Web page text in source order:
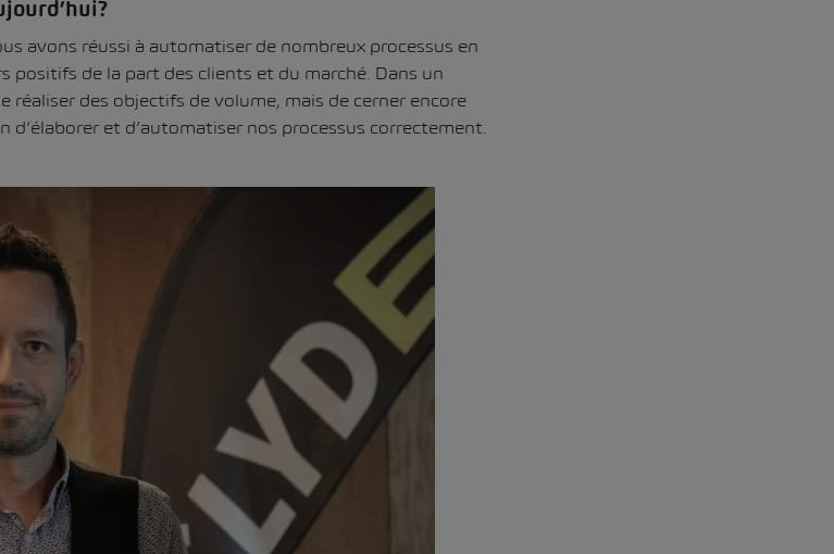
avons réussi à automatiser de nombreux processus en
positifs de la part des clients et du marché. Dans un
réaliser des objectifs de volume, mais de cerner encore
d’élaborer et d’automatiser nos processus correctement.